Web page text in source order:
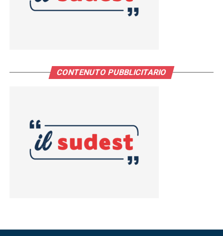
CONTENUTO PUBBLICITARIO